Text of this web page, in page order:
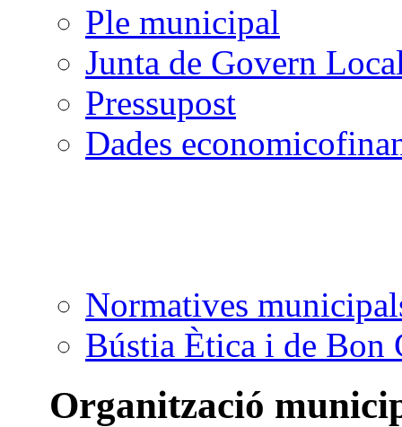
Ple municipal
Junta de Govern
Pressupost
Dades
Normatives
Bústia Ètica i de Bon
Organització